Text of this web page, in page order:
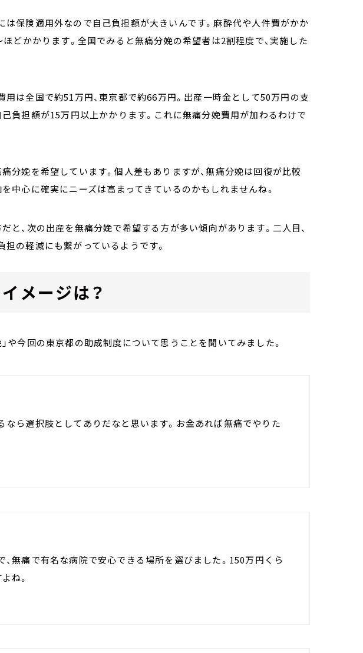
保険適用外なので自己負担額が大きいんです。麻酔代や人件費がかか
どかかります。全国でみると無痛分娩の希望者は2割程度で、実施した
は全国で約51万円、東京都で約66万円。出産一時金として50万円の支
負担額が15万円以上かかります。これに無痛分娩費用が加わるわけで
分娩を希望しています。個人差もありますが、無痛分娩は回復が比較
中心に確実にニーズは高まってきているのかもしれませんね。
と、次の出産を無痛分娩で希望する方が多い傾向があります。二人目、
の軽減にも繋がっているようです。
メージは？
や今回の東京都の助成制度について思うことを聞いてみました。
ら選択肢としてありだなと思います。お金あれば無痛でやりた
無痛で有名な病院で安心できる場所を選びました。150万円くら
ね。